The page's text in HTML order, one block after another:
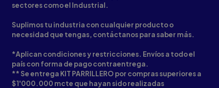
sectores como el Industrial.
Suplimos tu industria con cualquier producto o
necesidad que tengas, contáctanos para saber más.
*Aplican condiciones y restricciones. Envíos a todo el
país con forma de pago contraentrega.
** Se entrega KIT PARRILLERO por compras superiores a
$1'000.000 mcte que hayan sido realizadas